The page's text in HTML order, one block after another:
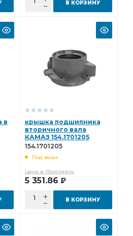
В КОРЗИНУ
в
крышка подшипника
вторичного вала
КАМАЗ 154.1701205
154.1701205
Под заказ
Цена в Ярославль
5 351.86 Р
В КОРЗИНУ